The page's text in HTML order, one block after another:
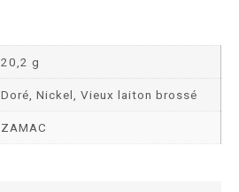
20,2 g
Doré, Nickel, Vieux laiton brossé
ZAMAC